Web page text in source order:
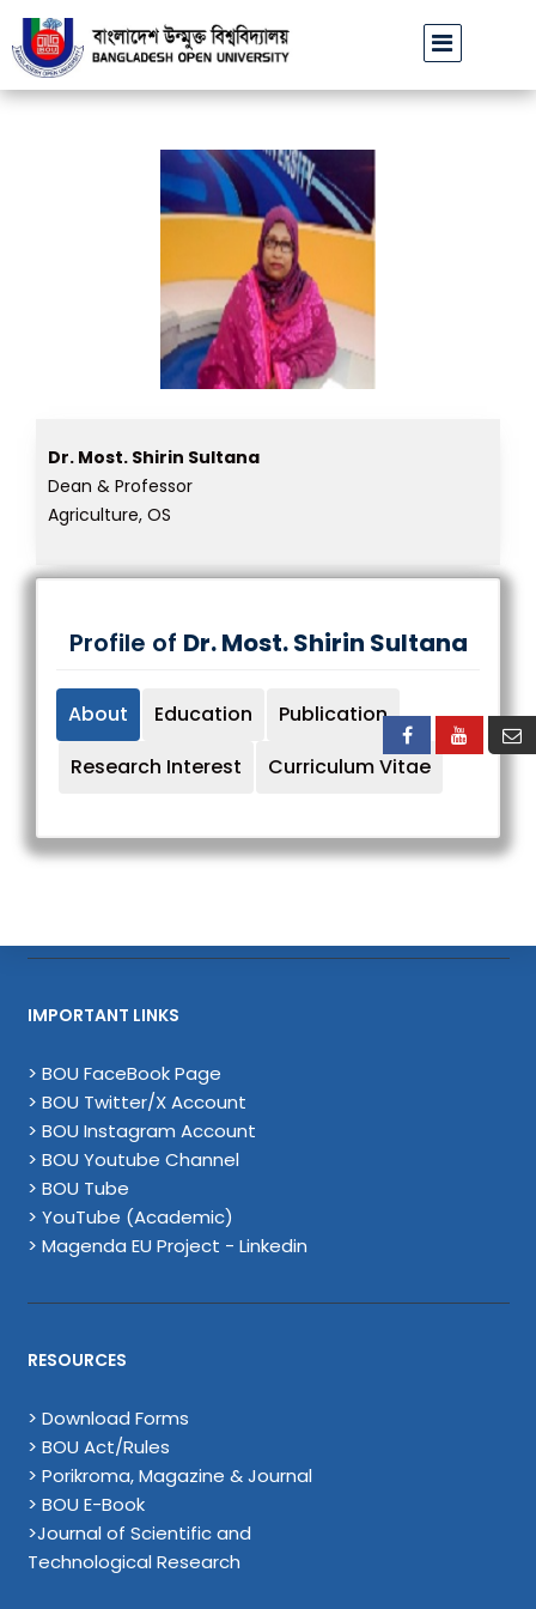
বাউবি উপাচার্যের পরিচয়ে প্রতারণার চেষ্টা: সর্বসাধারণকে সতর্ক
Dr. Most. Shirin Sultana
Dean & Professor
Agriculture, OS
Profile of Dr. Most. Shirin Sultana
About Education
Publication
Research Interest
Curriculum Vitae
IMPORTANT LINKS
> BOU FaceBook Page
> BOU Twitter/X Account
> BOU Instagram Account
> BOU Youtube Channel
> BOU Tube
> YouTube (Academic)
> Magenda EU Project - Linkedin
RESOURCES
> Download Forms
> BOU Act/Rules
> Porikroma, Magazine & Journal
> BOU E-Book
>Journal of Scientific and
Technological Research